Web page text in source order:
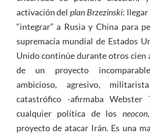
activación delplan Brzezinski: llegar
“integrar” a Rusia y China para
supremacía mundial de Estados
Unido continúe durante otros cien
de un proyecto
ambicioso, agresivo,
catastrófico -afirmaba Webster
cualquier política de los neocon
proyecto de atacar Irán. Es una